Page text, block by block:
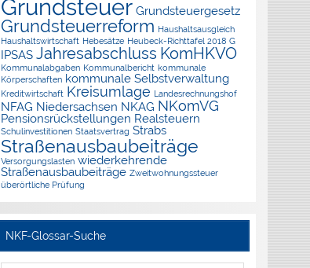
Grundsteuer Grundsteuergesetz
Grundsteuerreform Haushaltsausgleich
Haushaltswirtschaft Hebesätze Heubeck-Richttafel 2018 G
IPSAS Jahresabschluss KomHKVO
Kommunalabgaben Kommunalbericht kommunale
Körperschaften kommunale Selbstverwaltung
Kreditwirtschaft Kreisumlage Landesrechnungshof
NFAG Niedersachsen NKAG NKomVG
Pensionsrückstellungen Realsteuern
Schulinvestitionen Staatsvertrag Strabs
Straßenausbaubeiträge
Versorgungslasten wiederkehrende
Straßenausbaubeiträge Zweitwohnungssteuer
überörtliche Prüfung
NKF-Glossar-Suche